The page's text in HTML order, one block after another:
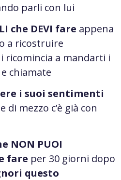
parli con lui
che DEVI fare appena
a ricostruire
ricomincia a mandarti i
chiamate
i suoi sentimenti
di mezzo c’è già con
NON PUOI
fare per 30 giorni dopo
questo